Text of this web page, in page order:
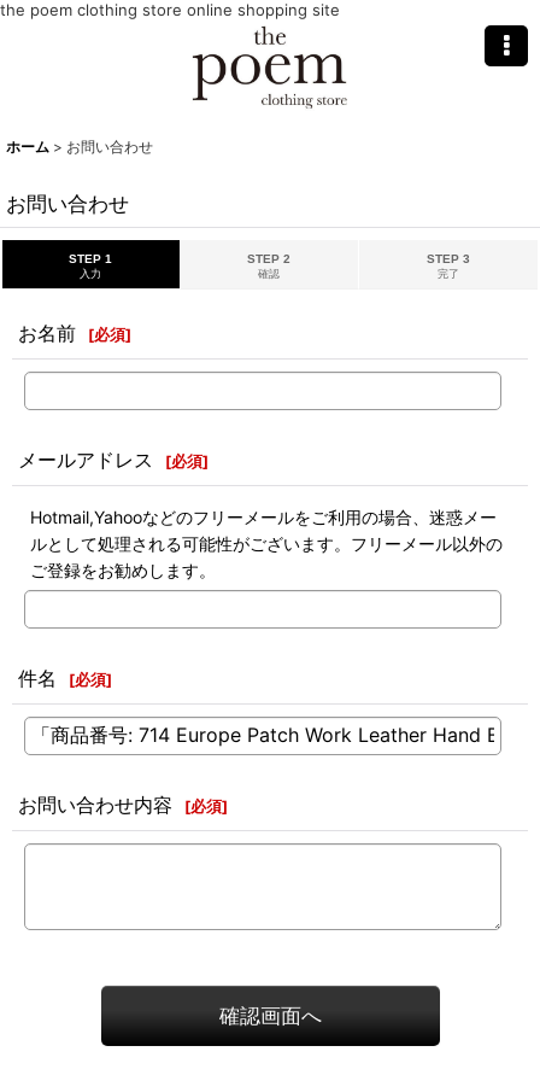
the poem clothing store online shopping site
ホーム > お問い合わせ
お問い合わせ
STEP 1
入力
STEP 2
確認
STEP 3
完了
お名前 [必須]
メールアドレス [必須]
Hotmail,Yahooなどのフリーメールをご利用の場合、迷惑メー
ルとして処理される可能性がございます。フリーメール以外の
ご登録をお勧めします。
件名 [必須]
お問い合わせ内容 [必須]
確認画面へ